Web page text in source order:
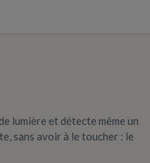
lumière et détecte même un
sans avoir à le toucher : le